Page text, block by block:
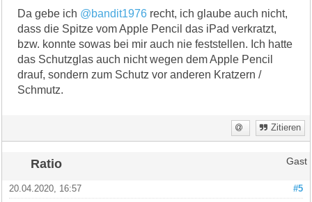
Da gebe ich @bandit1976 recht, ich glaube auch nicht,
dass die Spitze vom Apple Pencil das iPad verkratzt,
bzw. konnte sowas bei mir auch nie feststellen. Ich hatte
das Schutzglas auch nicht wegen dem Apple Pencil
drauf, sondern zum Schutz vor anderen Kratzern /
Schmutz.
Zitieren
Ratio Gast
#5
20.04.2020, 16:57